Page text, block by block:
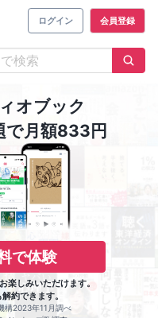
ログイン 会員登録
オブック
で月額833円
で体験
しみいただけます。
約できます。
構2023年11月調べ